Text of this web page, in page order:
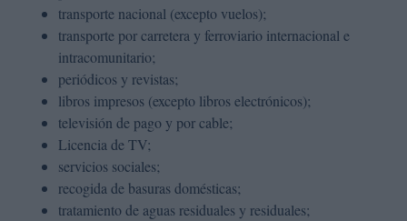
transporte nacional (excepto vuelos);
transporte por carretera y ferroviario internacional e
intracomunitario;
periódicos y revistas;
libros impresos (excepto libros electrónicos);
televisión de pago y por cable;
Licencia de TV;
servicios sociales;
recogida de basuras domésticas;
tratamiento de aguas residuales y residuales;